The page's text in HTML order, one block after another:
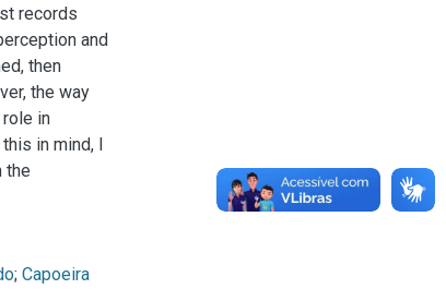
records
and
then
the way
in
in mind, I
the
; Capoeira